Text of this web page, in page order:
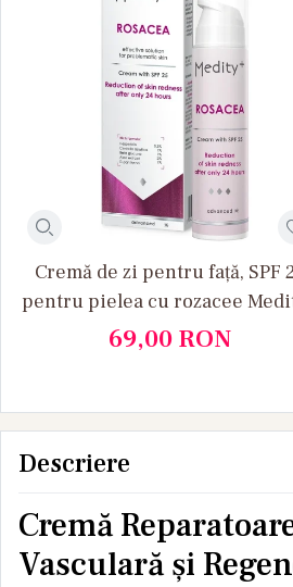
Cremă de zi pentru față, SPF
pentru pielea cu rozacee
69,00 RON
Descriere
Cremă
Vasculară și